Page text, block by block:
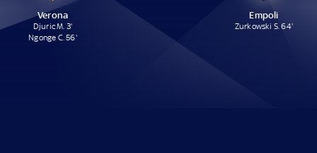
Verona
Djuric M. 3'
Ngonge C. 56'
Empoli
Zurkowski S. 64'